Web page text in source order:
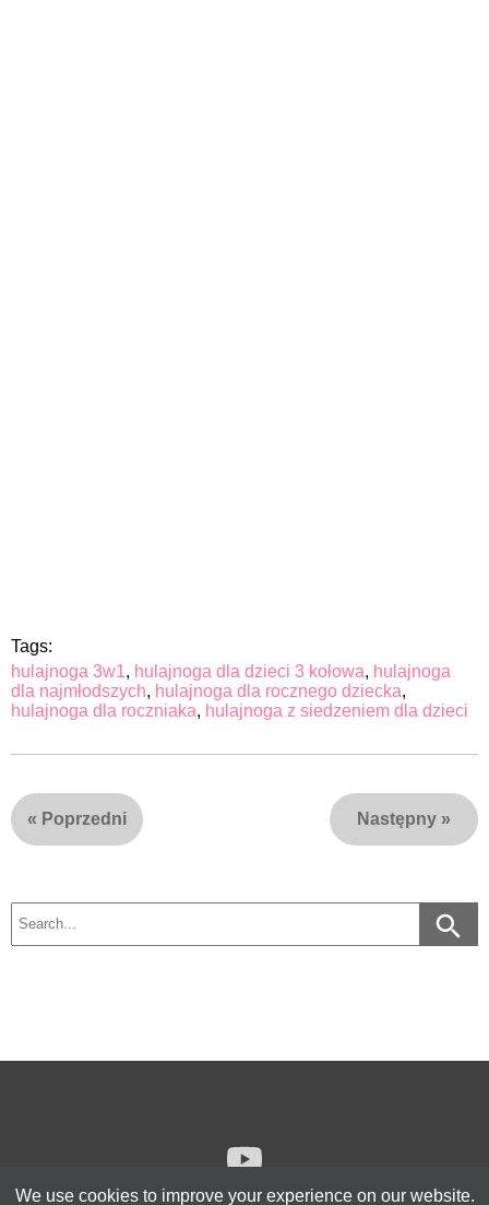
Tags:
hulajnoga 3w1, hulajnoga dla dzieci 3 kołowa, hulajnoga
dla najmłodszych, hulajnoga dla rocznego dziecka,
hulajnoga dla roczniaka, hulajnoga z siedzeniem dla dzieci
« Poprzedni Następny »
We use cookies to improve your experience on our website.